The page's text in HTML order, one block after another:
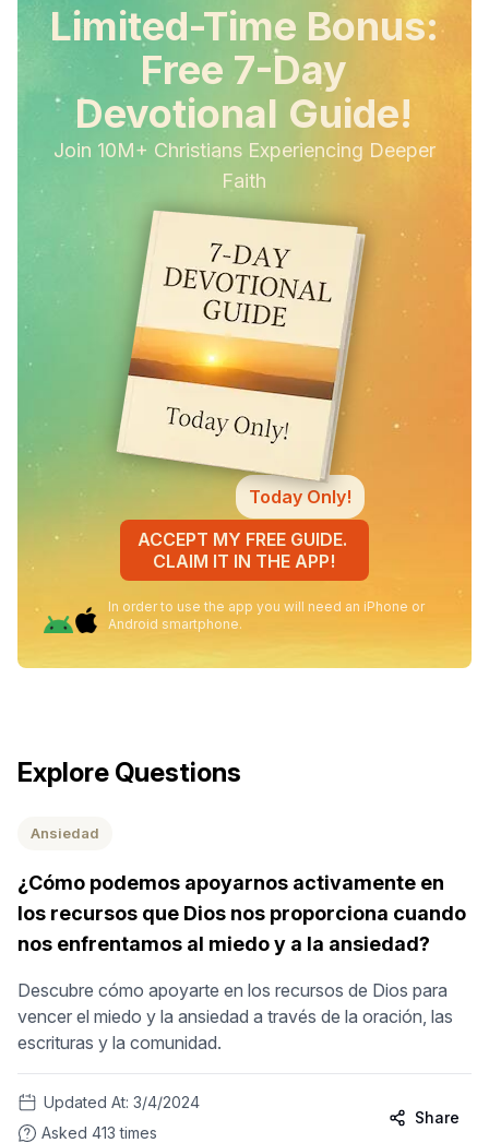
Limited-Time Bonus:
Free 7-Day
Devotional Guide!
Join 10M+ Christians Experiencing Deeper
Faith
Today Only!
ACCEPT MY FREE GUIDE.
CLAIM IT IN THE APP!
In order to use the app you will need an iPhone or
Android smartphone.
Explore Questions
Ansiedad
¿Cómo podemos apoyarnos activamente en
los recursos que Dios nos proporciona cuando
nos enfrentamos al miedo y a la ansiedad?
Descubre cómo apoyarte en los recursos de Dios para
vencer el miedo y la ansiedad a través de la oración, las
escrituras y la comunidad.
Updated At: 3/4/2024
Asked 413 times
Share